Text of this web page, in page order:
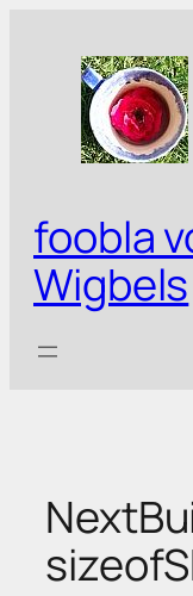
springen
foobla
Wigbels